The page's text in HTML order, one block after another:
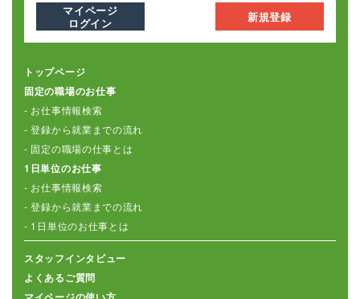
マイページ
ログイン
新規登録
トップページ
固定の職場のお仕事
- お仕事情報検索
- 登録から就業までの流れ
- 固定の職場の仕事とは
1日単位のお仕事
- お仕事情報検索
- 登録から就業までの流れ
- 1日単位のお仕事とは
スタッフインタビュー
よくあるご質問